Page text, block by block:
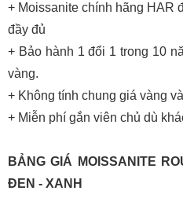
+ Moissanite chính hãng HAR
đầy đủ
+ Bảo hành 1 đổi 1 trong 10
vàng.
+ Không tính chung giá vàng
+ Miễn phí gắn viên chủ dù
BẢNG GIÁ MOISSANITE
ĐEN - XANH